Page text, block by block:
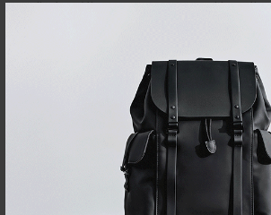
excellent, and the pricing is very reasonable for the
可以放好多嘢,laptop,水樽. 文件通通冇問題..日常返工